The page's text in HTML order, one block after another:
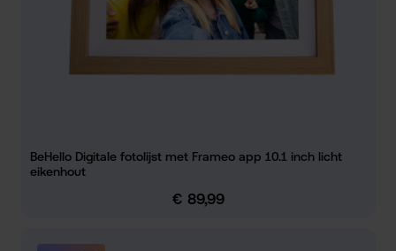
BeHello Digitale fotolijst met Frameo app 10.1 inch licht
eikenhout
Normale prijs:
€ 89,99